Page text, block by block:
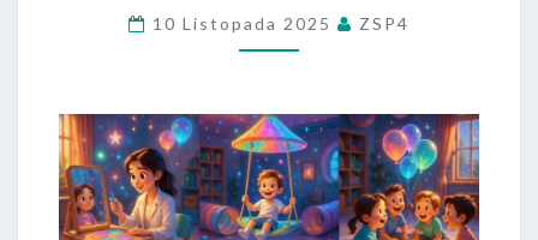
WSPARCIE,
EMPATIA,
10 Listopada 2025 ZSP4